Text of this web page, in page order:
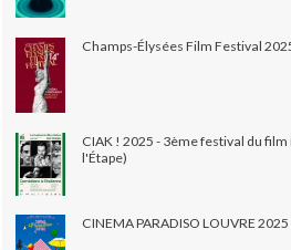
Champs-Élysées Film Festival
CIAK ! 2025 - 3ème festival du
l'Étape)
CINEMA PARADISO LOUVRE 2025